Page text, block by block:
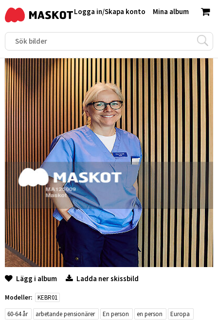
Mina album
Logga in/Skapa konto
Lägg i album Ladda ner skissbild
Modeller:
KEBR01
60-64 år
arbetande pensionärer En person en person
Europa